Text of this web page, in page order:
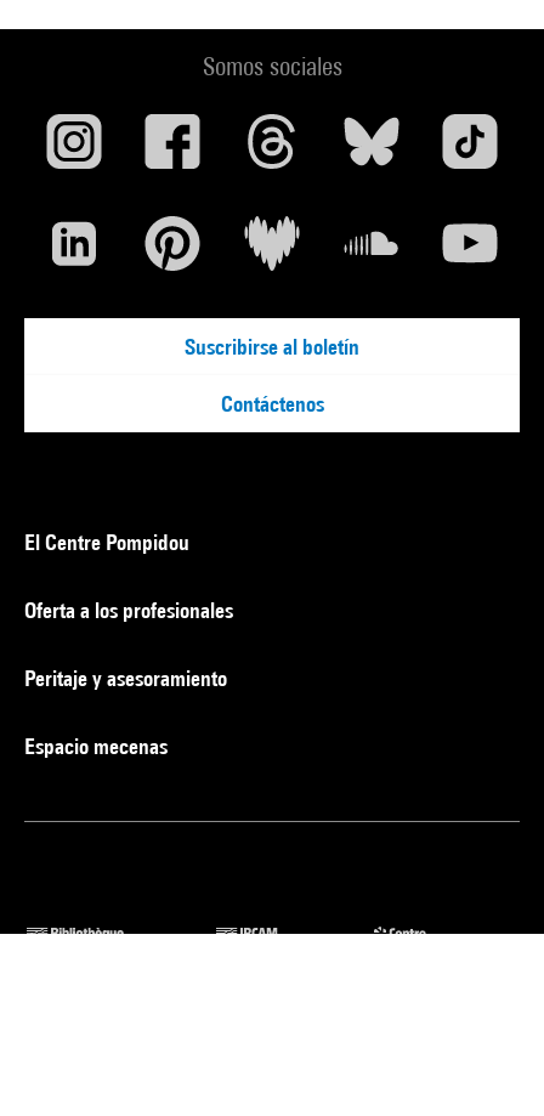
Somos sociales
Suscribirse al boletín
Contáctenos
El Centre Pompidou
Oferta a los profesionales
Peritaje y asesoramiento
Espacio mecenas